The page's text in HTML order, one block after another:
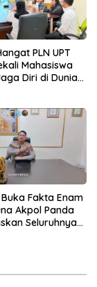
PLN UPT
Mahasiswa
Diri di Dunia
Fakta Enam
Akpol Panda
Seluruhnya